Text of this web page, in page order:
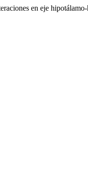
en eje